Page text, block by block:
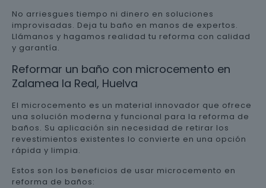
No arriesgues tiempo ni dinero en soluciones
improvisadas. Deja tu baño en manos de expertos.
Llámanos y hagamos realidad tu reforma con calidad
y garantía.
Reformar un baño con microcemento en
Zalamea la Real, Huelva
El microcemento es un material innovador que ofrece
una solución moderna y funcional para la reforma de
baños. Su aplicación sin necesidad de retirar los
revestimientos existentes lo convierte en una opción
rápida y limpia.
Estos son los beneficios de usar microcemento en
reforma de baños: